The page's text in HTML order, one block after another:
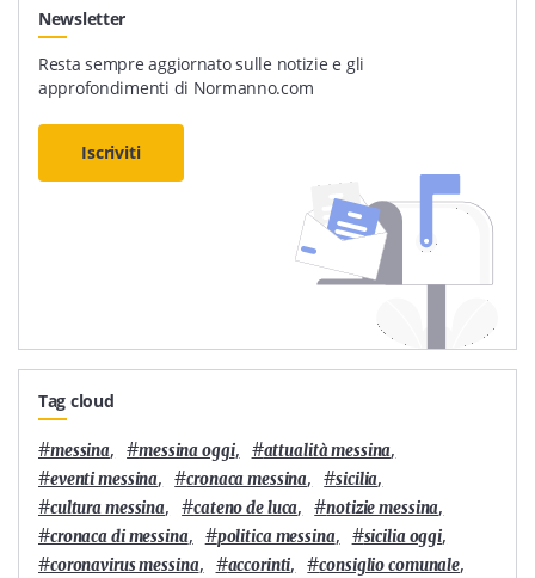
Newsletter
Resta sempre aggiornato sulle notizie e gli
approfondimenti di Normanno.com
Iscriviti
Tag cloud
#messina, #messina oggi, #attualità messina,
#eventi messina, #cronaca messina, #sicilia,
#cultura messina, #cateno de luca, #notizie messina,
#cronaca di messina, #politica messina, #sicilia oggi,
#coronavirus messina, #accorinti, #consiglio comunale,